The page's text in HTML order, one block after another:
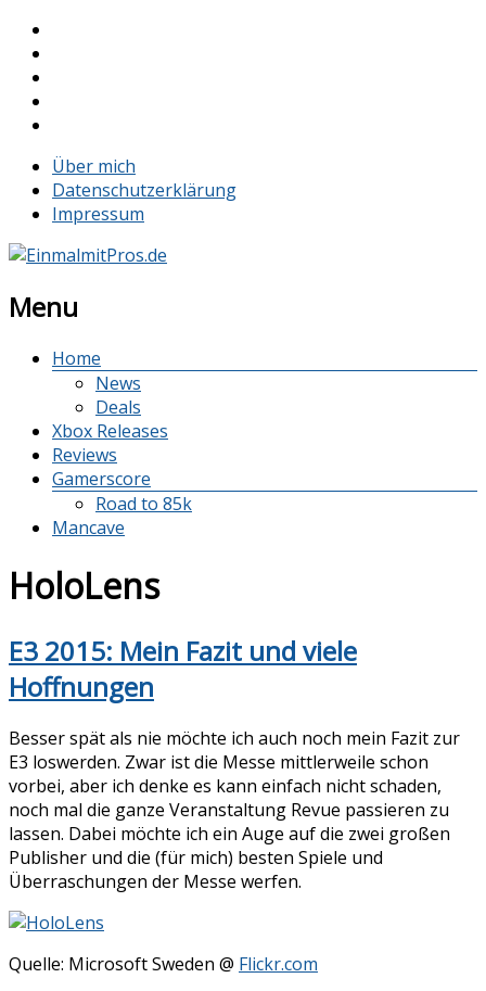
Über mich
Datenschutzerklärung
Impressum
Menu
Home
News
Deals
Xbox Releases
Reviews
Gamerscore
Road to 85k
Mancave
HoloLens
E3 2015: Mein Fazit und viele
Hoffnungen
Besser spät als nie möchte ich auch noch mein Fazit zur
E3 loswerden. Zwar ist die Messe mittlerweile schon
vorbei, aber ich denke es kann einfach nicht schaden,
noch mal die ganze Veranstaltung Revue passieren zu
lassen. Dabei möchte ich ein Auge auf die zwei großen
Publisher und die (für mich) besten Spiele und
Überraschungen der Messe werfen.
Quelle: Microsoft Sweden @ Flickr.com